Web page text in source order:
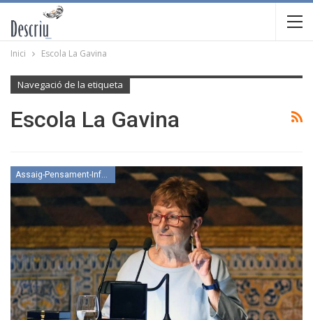
Inici Escola La Gavina
Navegació de la etiqueta
Escola La Gavina
Assaig-Pensament-Informació